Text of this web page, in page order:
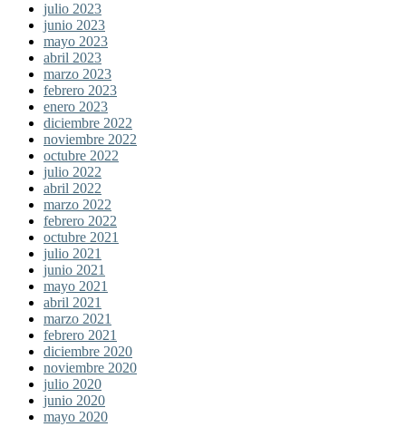
julio 2023
junio 2023
mayo 2023
abril 2023
marzo 2023
febrero 2023
enero 2023
diciembre 2022
noviembre 2022
octubre 2022
julio 2022
abril 2022
marzo 2022
febrero 2022
octubre 2021
julio 2021
junio 2021
mayo 2021
abril 2021
marzo 2021
febrero 2021
diciembre 2020
noviembre 2020
julio 2020
junio 2020
mayo 2020